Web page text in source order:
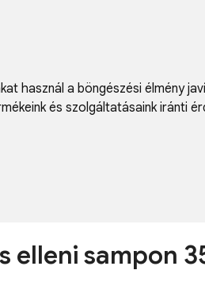
használ a böngészési élmény
és szolgáltatásaink iránti
elleni sampon